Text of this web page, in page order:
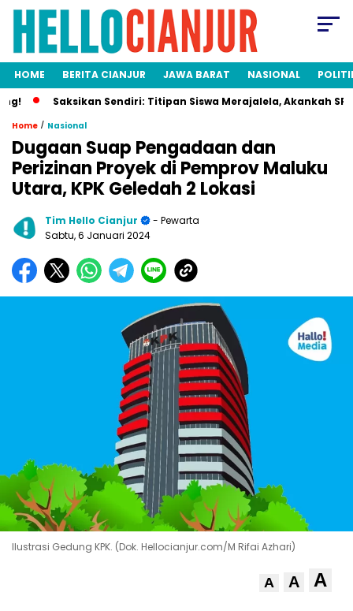
HOME BERITA CIANJUR JAWA BARAT NASIONAL
Saksikan Sendiri: Titipan Siswa Merajalela, Akankah SPMB
Home / Nasional
Dugaan Suap Pengadaan dan
Perizinan Proyek di Pemprov Maluku
Utara, KPK Geledah 2 Lokasi
Tim Hello Cianjur
- Pewarta
Sabtu, 6 Januari 2024
Ilustrasi Gedung KPK. (Dok. Hellocianjur.com/M Rifai Azhari)
A A A